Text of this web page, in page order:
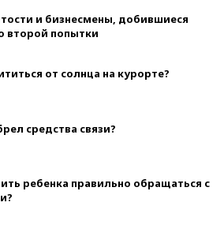
и бизнесмены, добившиеся
второй попытки
от солнца на курорте?
средства связи?
ребенка правильно обращаться с